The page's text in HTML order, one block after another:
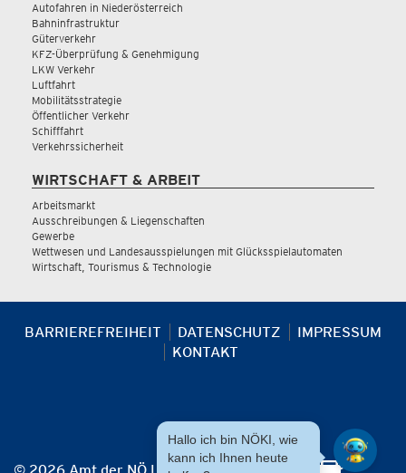
Autofahren in Niederösterreich
Bahninfrastruktur
Güterverkehr
KFZ-Überprüfung & Genehmigung
LKW Verkehr
Luftfahrt
Mobilitätsstrategie
Öffentlicher Verkehr
Schifffahrt
Verkehrssicherheit
WIRTSCHAFT & ARBEIT
Arbeitsmarkt
Ausschreibungen & Liegenschaften
Gewerbe
Wettwesen und Landesausspielungen mit Glücksspielautomaten
Wirtschaft, Tourismus & Technologie
BARRIEREFREIHEIT DATENSCHUTZ
IMPRESSUM
KONTAKT
Hallo ich bin NÖKI, wie
kann ich Ihnen heute